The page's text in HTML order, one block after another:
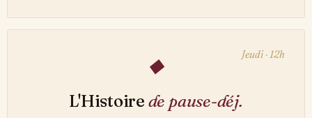
Jeudi · 12h
◆
L'Histoire de pause-déj.